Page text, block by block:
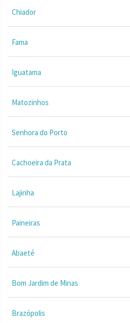
Chiador
Fama
Iguatama
Matozinhos
Senhora do Porto
Cachoeira da Prata
Lajinha
Paineiras
Abaeté
Bom Jardim de Minas
Brazópolis